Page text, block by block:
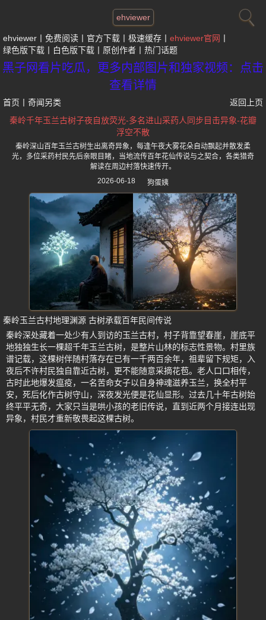
ehviewer
ehviewer 免费阅读 官方下载 极速缓存
ehviewer官网
绿色版下载
白色版下载 原创作者 热门话题
黑子网看片吃瓜，更多内部图片和独家视频：点击
查看详情
首页 奇闻另类
返回上页
秦岭千年玉兰古树子夜自放荧光-多名进山采药人同步目击异象-花瓣
浮空不散
秦岭深山百年玉兰古树生出离奇异象，每逢午夜大雾花朵自动飘起并散发柔
光，多位采药村民先后亲眼目睹，当地流传百年花仙传说与之契合，各类猎奇
解读在周边村落快速传开。
2026-06-18
狗蛋姨
秦岭玉兰古村地理渊源 古树承载百年民间传说
秦岭深处藏着一处少有人到访的玉兰古村，村子背靠望春崖，崖底平
地独独生长一棵超千年玉兰古树，是整片山林的标志性景物。村里族
谱记载，这棵树伴随村落存在已有一千两百余年，祖辈留下规矩，入
夜后不许村民独自靠近古树，更不能随意采摘花苞。老人口口相传，
古时此地爆发瘟疫，一名苦命女子以自身神魂滋养玉兰，换全村平
安，死后化作古树守山，深夜发光便是花仙显形。过去几十年古树始
终平平无奇，大家只当是哄小孩的老旧传说，直到近两个月接连出现
异象，村民才重新敬畏起这棵古树。